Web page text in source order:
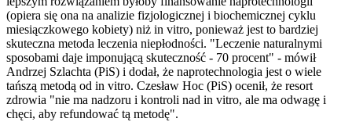
(opiera się ona na analizie fizjologicznej i biochemicznej cyklu
miesiączkowego kobiety) niż in vitro, ponieważ jest to bardziej
skuteczna metoda leczenia niepłodności. "Leczenie naturalnymi
sposobami daje imponującą skuteczność - 70 procent" - mówił
Andrzej Szlachta (PiS) i dodał, że naprotechnologia jest o wiele
tańszą metodą od in vitro. Czesław Hoc (PiS) ocenił, że resort
zdrowia "nie ma nadzoru i kontroli nad in vitro, ale ma odwagę i
chęci, aby refundować tą metodę".